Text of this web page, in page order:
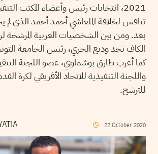
2021، انتخابات رئيس وأعضاء المكتب
تنافس لخلافة الملغاشي أحمد أحمد الذي
بعد. ومن بين الشخصيات العربية المرشحة
الكاف نجد وديع الجري، رئيس الجامعة
كما أعرب طارق بوشماوي، عضو اللجنة
واللجنة التنفيذية للاتحاد الأفريقي لكرة
للترشح.
22 October 2020